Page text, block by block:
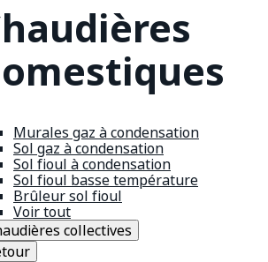
Murales gaz à condensation
Sol gaz à condensation
Sol fioul à condensation
Sol fioul basse température
Brûleur sol fioul
Voir tout
collectives